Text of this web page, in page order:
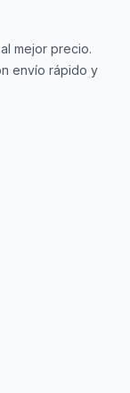
mejor precio.
envío rápido y